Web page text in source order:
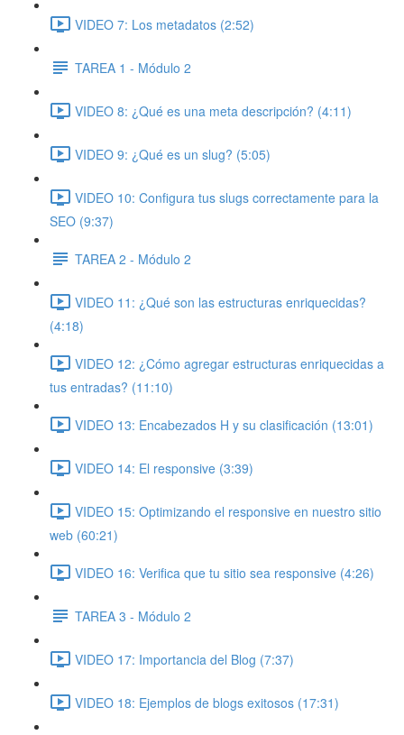
VIDEO 7: Los metadatos (2:52)
TAREA 1 - Módulo 2
VIDEO 8: ¿Qué es una meta descripción? (4:11)
VIDEO 9: ¿Qué es un slug? (5:05)
VIDEO 10: Configura tus slugs correctamente para la
SEO (9:37)
TAREA 2 - Módulo 2
VIDEO 11: ¿Qué son las estructuras enriquecidas?
(4:18)
VIDEO 12: ¿Cómo agregar estructuras enriquecidas a
tus entradas? (11:10)
VIDEO 13: Encabezados H y su clasificación (13:01)
VIDEO 14: El responsive (3:39)
VIDEO 15: Optimizando el responsive en nuestro sitio
web (60:21)
VIDEO 16: Verifica que tu sitio sea responsive (4:26)
TAREA 3 - Módulo 2
VIDEO 17: Importancia del Blog (7:37)
VIDEO 18: Ejemplos de blogs exitosos (17:31)